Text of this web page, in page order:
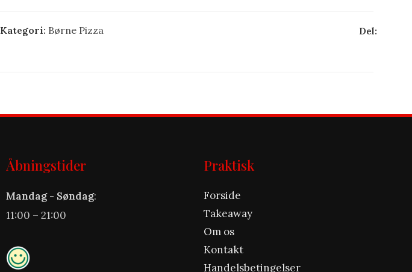
Kategori: Børne Pizza Del:
Åbningstider
Mandag - Søndag:
11:00 – 21:00
Praktisk
Forside
Takeaway
Om os
Kontakt
Handelsbetingelser